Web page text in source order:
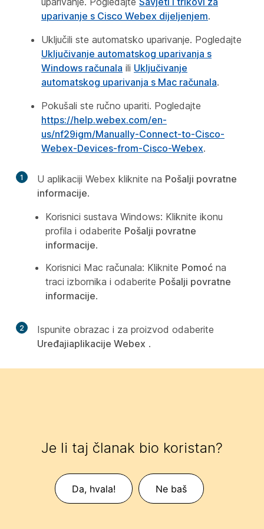
uparivanje s Cisco Webex dijeljenjem.
Uključili ste automatsko uparivanje. Pogledajte
Uključivanje automatskog uparivanja s
Windows računala ili Uključivanje
automatskog uparivanja s Mac računala.
Pokušali ste ručno upariti. Pogledajte
https://help.webex.com/en-
us/nf29igm/Manually-Connect-to-Cisco-
Webex-Devices-from-Cisco-Webex.
1 U aplikaciji Webex kliknite na Pošalji povratne
informacije.
Korisnici sustava Windows: Kliknite ikonu
profila i odaberite Pošalji povratne
informacije.
Korisnici Mac računala: Kliknite Pomoć na
traci izbornika i odaberite Pošalji povratne
informacije.
2
Ispunite obrazac i za proizvod odaberite
Uređajiaplikacije Webex .
Je li taj članak bio koristan?
Da, hvala! Ne baš